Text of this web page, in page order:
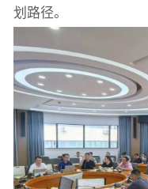
划路径。